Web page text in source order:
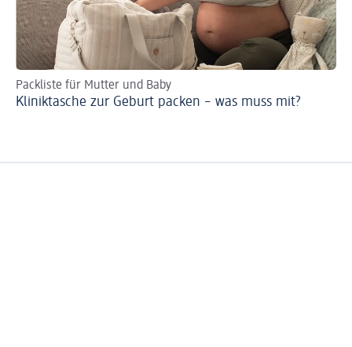
Packliste für Mutter und Baby
Kliniktasche zur Geburt packen – was muss mit?